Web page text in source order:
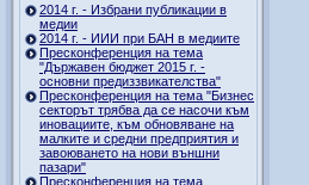
2014 г. - Избрани публикации в
медии
2014 г. - ИИИ при БАН в медиите
Пресконференция на тема
"Държавен бюджет 2015 г. -
основни предиззвикателства"
Пресконференция на тема "Бизнес
секторът трябва да се насочи към
иновациите, към обновяване на
малките и средни предприятия и
завоюването на нови външни
пазари"
Пресконференция на тема